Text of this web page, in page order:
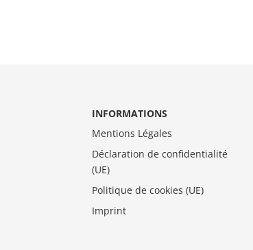
INFORMATIONS
Mentions Légales
Déclaration de confidentialité
(UE)
Politique de cookies (UE)
Imprint